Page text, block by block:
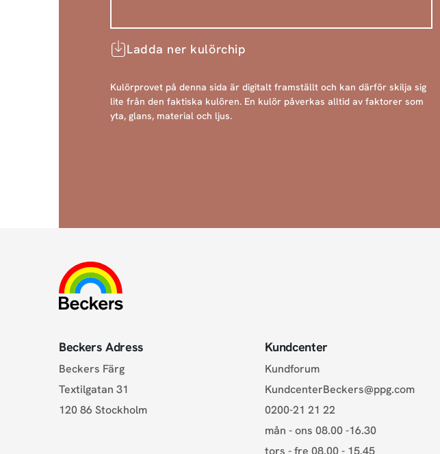
Ladda ner kulörchip
Kulörprovet på denna sida är digitalt framställt och kan därför skilja sig
lite från den faktiska kulören. En kulör påverkas alltid av faktorer som
yta, glans, material och ljus.
Beckers Adress
Beckers Färg
Textilgatan 31
120 86 Stockholm
Kundcenter
Kundforum
KundcenterBeckers@ppg.com
0200-21 21 22
mån - ons 08.00 -16.30
tors - fre 08.00 - 15.45